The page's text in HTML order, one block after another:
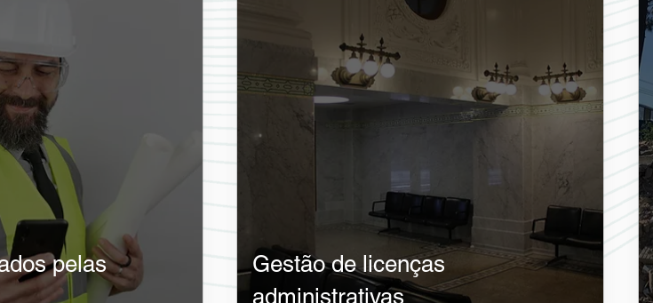
pelas
​Gestão de licenças
administrativas